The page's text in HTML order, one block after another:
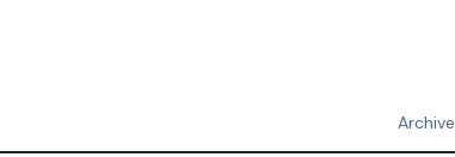
Archive